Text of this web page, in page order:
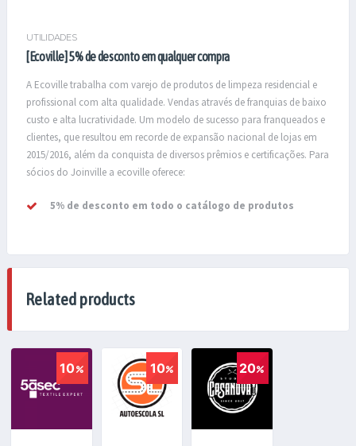
UTILIDADES
[Ecoville] 5% de desconto em qualquer compra
A Ecoville trabalha com varejo de produtos de limpeza residencial e
profissional com alta qualidade. Vendas através de franquias de baixo
custo e alta lucratividade. Um modelo de sucesso para franqueados e
clientes, que resultou em recorde de expansão nacional de lojas em
2015/2016, além da conquista de diversos prêmios e certificações. Para
sócios do Joinville a ecoville oferece:
5% de desconto em todo o catálogo de produtos
Related products
10 10 20